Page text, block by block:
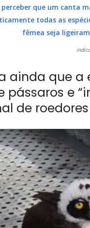
que um canta
todas as
fêmea seja
ainda que
pássaros e
de